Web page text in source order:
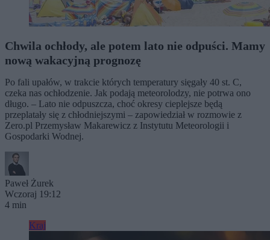
Chwila ochłody, ale potem lato nie odpuści. Mamy
nową wakacyjną prognozę
Po fali upałów, w trakcie których temperatury sięgały 40 st. C,
czeka nas ochłodzenie. Jak podają meteorolodzy, nie potrwa ono
długo. – Lato nie odpuszcza, choć okresy cieplejsze będą
przeplatały się z chłodniejszymi – zapowiedział w rozmowie z
Zero.pl Przemysław Makarewicz z Instytutu Meteorologii i
Gospodarki Wodnej.
Paweł Żurek
Wczoraj 19:12
4 min
Kraj